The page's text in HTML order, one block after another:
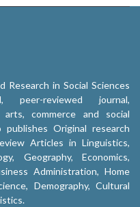
Research in Social Sciences
peer-reviewed journal,
commerce and social
Original research
Articles in Linguistics,
Geography, Economics,
Administration, Home
Demography, Cultural